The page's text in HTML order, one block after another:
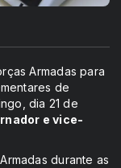
Armadas para
de
dia 21 de
e vice-
durante as